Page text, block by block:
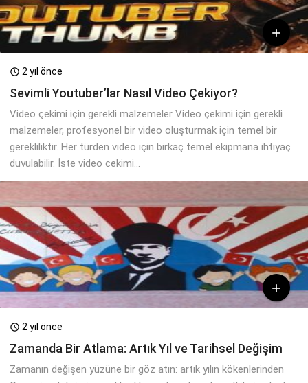

 2 yıl önce
Sevimli Youtuber’lar Nasıl Video Çekiyor?
Video çekimi için gerekli malzemeler Video çekimi için gerekli
malzemeler, profesyonel bir video oluşturmak için temel bir
gerekliliktir. Her türden video için birkaç temel ekipmana ihtiyaç
duyulabilir. İşte video çekimi...

 2 yıl önce
Zamanda Bir Atlama: Artık Yıl ve Tarihsel Değişim
Zamanın değişen yüzüne bir göz atın: artık yılın kökenlerinden